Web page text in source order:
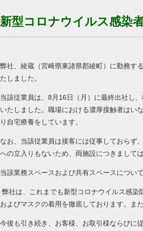
新型コロナウイルス感染
弊社、綾蔵（宮崎県東諸県郡綾町）に勤務す
たしました。
当該従業員は、8月16日（月）に最終出社し
いたしました。職場における濃厚接触者はい
り自宅療養をしています。
なお、当該従業員は接客には従事しておらず
への立入りもないため、両施設につきまして
当該業務スペースおよび共有スペースについ
弊社は、これまでも新型コロナウイルス感
およびマスクの着用を徹底しております。ま
今後も引き続き、お客様、お取引様ならびに